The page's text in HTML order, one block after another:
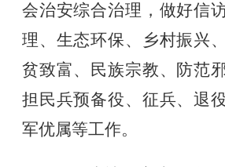
会治安综合治理，做好信
理、生态环保、乡村振兴
贫致富、民族宗教、防范
担民兵预备役、征兵、退
军优属等工作。